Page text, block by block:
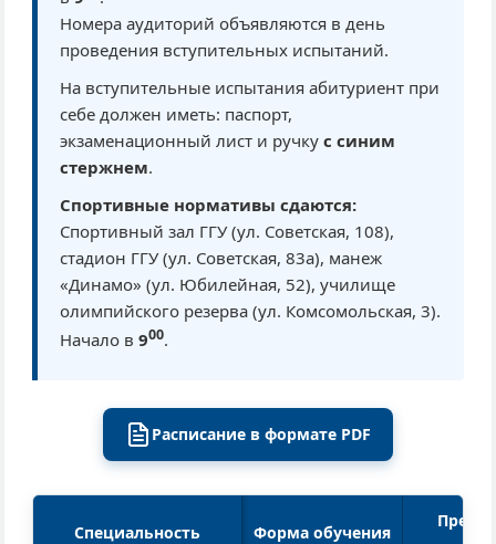
Номера аудиторий объявляются в день
проведения вступительных испытаний.
На вступительные испытания абитуриент при
себе должен иметь: паспорт,
экзаменационный лист и ручкус синим
стержнем.
Спортивные нормативы сдаются:
Спортивный зал ГГУ (ул. Советская, 108),
стадион ГГУ (ул. Советская, 83а), манеж
«Динамо» (ул. Юбилейная, 52), училище
олимпийского резерва (ул. Комсомольская, 3).
Начало в900.
Расписание в формате PDF
Специальность Форма обучения